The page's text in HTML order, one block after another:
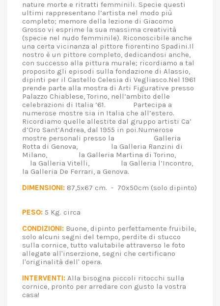
nature morte e ritratti femminili. Specie questi
ultimi rappresentano l’artista nel modo più
completo; memore della lezione di Giacomo
Grosso vi esprime la sua massima creatività
(specie nel nudo femminile). Riconoscibile anche
una certa vicinanza al pittore fiorentino Spadini.Il
nostro è un pittore completo, dedicandosi anche,
con successo alla pittura murale; ricordiamo a tal
proposito gli episodi sulla fondazione di Alassio,
dipinti per il Castello Celesia di Vegliasco.Nel 1961
prende parte alla mostra di Arti Figurative presso
Palazzo Chiablese, Torino, nell’ambito delle
celebrazioni di Italia ’61. Partecipa a
numerose mostre sia in Italia che all’estero.
Ricordiamo quelle allestite dal gruppo artisti Ca’
d’Oro Sant’Andrea, dal 1955 in poi.Numerose
mostre personali presso la Galleria
Rotta di Genova, la Galleria Ranzini di
Milano, la Galleria Martina di Torino,
la Galleria Vitelli, la Galleria l’Incontro,
la Galleria De Ferrari, a Genova.
DIMENSIONI: 87,5x67 cm. - 70x50cm (solo dipinto)
PESO: 5 Kg. circa
CONDIZIONI: Buone, dipinto perfettamente fruibile,
solo alcuni segni del tempo, perdite di stucco
sulla cornice, tutto valutabile attraverso le foto
allegate all'inserzione, segni che certificano
l'originalità dell' opera.
INTERVENTI: Alla bisogna piccoli ritocchi sulla
cornice, pronto per arredare con gusto la vostra
casa!